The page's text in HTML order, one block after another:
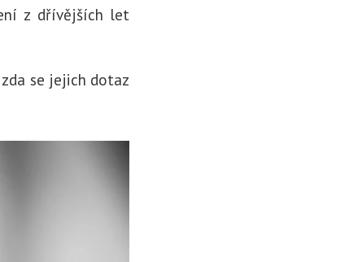
z dřívějších let
se jejich dotaz